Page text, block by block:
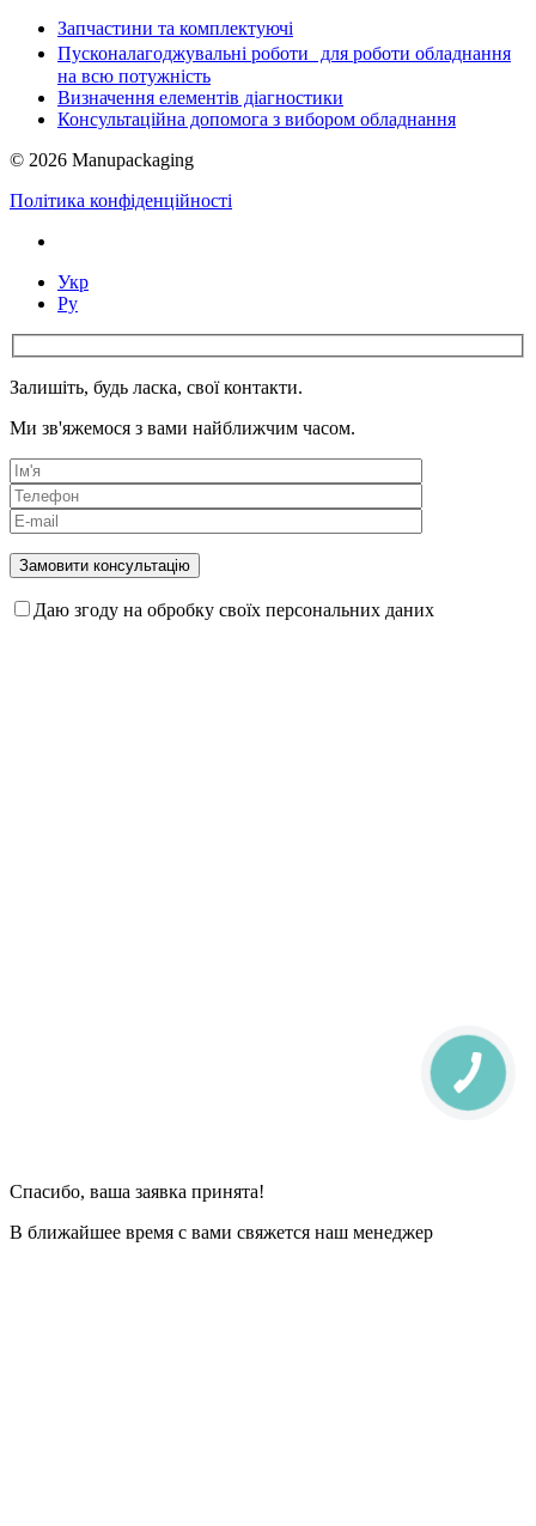
Запчастини та комплектуючі
Пусконалагоджувальні роботи для роботи обладнання
на всю потужність
Визначення елементів діагностики
Консультаційна допомога з вибором обладнання
© 2026 Manupackaging
Політика конфіденційності
Укр
Ру
Залишіть, будь ласка, свої контакти.
Ми зв'яжемося з вами найближчим часом.
Даю згоду на обробку своїх персональних даних
Спасибо, ваша заявка принята!
В ближайшее время с вами свяжется наш менеджер